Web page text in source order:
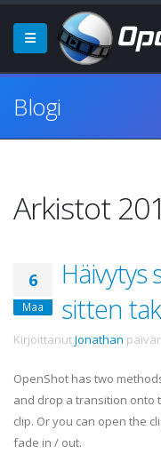
Blogi
Arkistot
6
Maa
Häivytys
sitten
KirjoittanutJonathan
OpenShot has two
and drop a transition onto
clip. Or you can open the
fade in / out.